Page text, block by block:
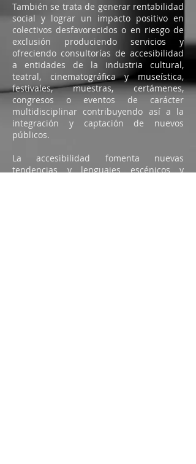
También se trata de generar rentabilidad
social y lograr un impacto positivo en
colectivos desfavorecidos o en riesgo de
exclusión produciendo servicios y
ofreciendo consultorías de accesibilidad
a entidades de la industria cultural,
teatral, cinematográfica y museística,
festivales, muestras, certámenes,
congresos o eventos de carácter
multidisciplinar contribuyendo así a la
integración y captación de nuevos
públicos.
La accesibilidad fomenta nuevas
tendencias y lenguajes escénicos y